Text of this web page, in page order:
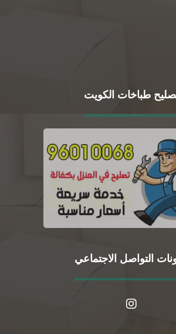
طباخات الكويت
التواصل الاجتماعي